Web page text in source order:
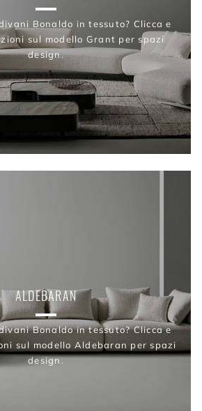
Bonaldo in tessuto? Clicca e
sul modello Grant per spazi
design.
ALDEBARAN
Bonaldo in tessuto? Clicca e
sul modello Aldebaran per spazi
design.